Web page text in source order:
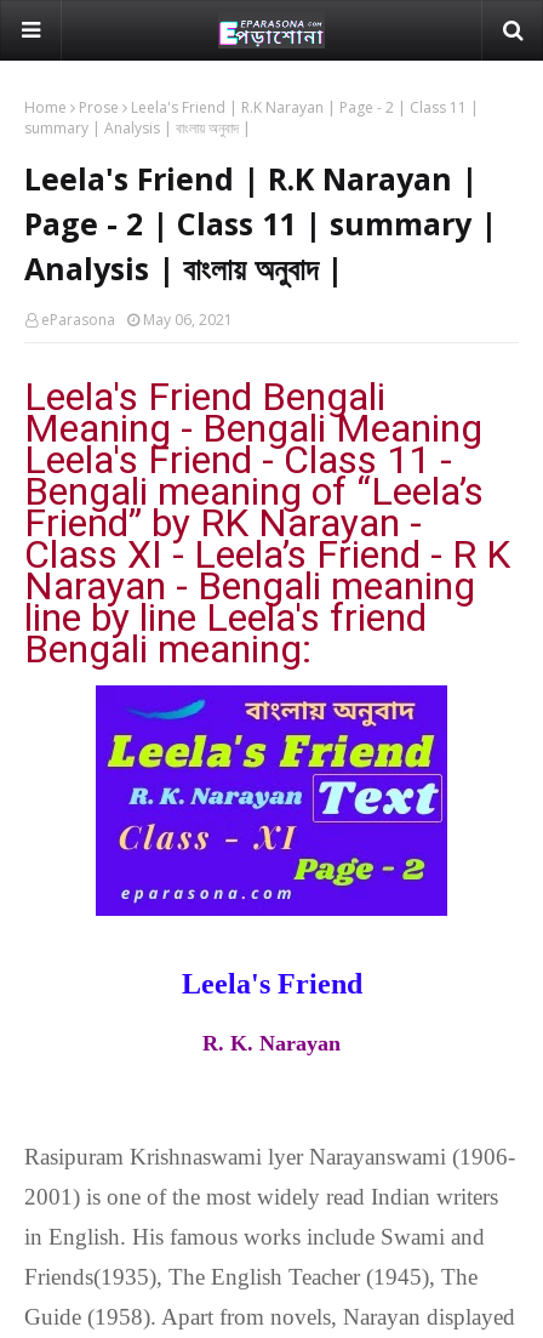
Home Prose
Leela's Friend | R.K Narayan | Page - 2 | Class 11 |
summary | Analysis | বাংলায় অনুবাদ |
Leela's Friend | R.K Narayan |
Page - 2 | Class 11 | summary |
Analysis | বাংলায় অনুবাদ |
eParasona May 06, 2021
Leela's Friend Bengali
Meaning - Bengali Meaning
Leela's Friend - Class 11 -
Bengali meaning of “Leela’s
Friend” by RK Narayan -
Class XI - Leela’s Friend - R K
Narayan - Bengali meaning
line by line Leela's friend
Bengali meaning:
Leela's Friend
R. K. Narayan
Rasipuram Krishnaswami lyer Narayanswami (1906-
2001) is one of the most widely read Indian writers
in English. His famous works include Swami and
Friends(1935), The English Teacher (1945), The
Guide (1958). Apart from novels, Narayan displayed